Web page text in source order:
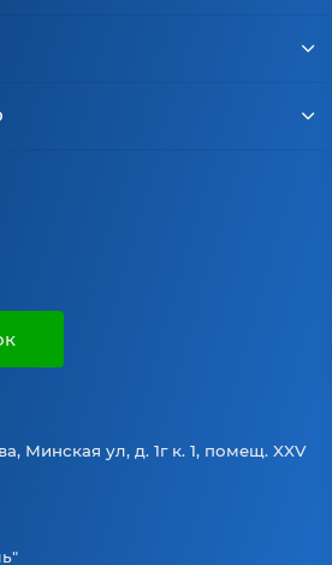
Минская ул, д. 1г к. 1, помещ. XXV